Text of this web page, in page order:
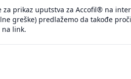
prikaz uputstva za Accofil® na
greške) predlažemo da takođe
link.